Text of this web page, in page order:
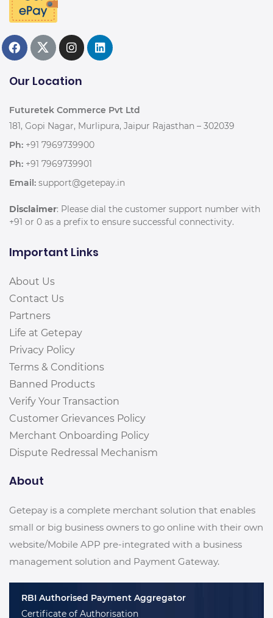
Our Location
Futuretek Commerce Pvt Ltd
181, Gopi Nagar, Murlipura, Jaipur Rajasthan – 302039
Ph: +91 7969739900
Ph: +91 7969739901
Email: support@getepay.in
Disclaimer: Please dial the customer support number with
+91 or 0 as a prefix to ensure successful connectivity.
Important Links
About Us
Contact Us
Partners
Life at Getepay
Privacy Policy
Terms & Conditions
Banned Products
Verify Your Transaction
Customer Grievances Policy
Merchant Onboarding Policy
Dispute Redressal Mechanism
About
Getepay is a complete merchant solution that enables
small or big business owners to go online with their own
website/Mobile APP pre-integrated with a business
management solution and Payment Gateway.
RBI Authorised Payment Aggregator
Certificate of Authorisation